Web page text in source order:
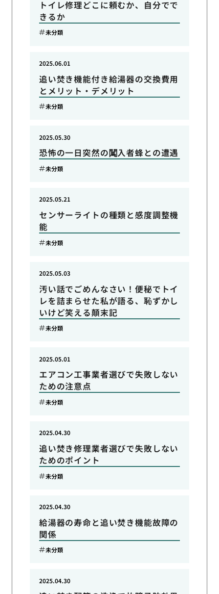
トイレ修理どこに頼むか、自分でで
きるか
未分類
追い焚き機能付き給湯器の交換費用
とメリット・デメリット
2025.06.01
未分類
恐怖の一日突然の闖入者蜂との遭遇
2025.05.30
未分類
センサーライトの種類と感度調整機
能
2025.05.21
未分類
汚い話でごめんなさい！便秘でトイ
レを詰まらせた私が語る、恥ずかし
いけど笑える顛末記
2025.05.03
未分類
エアコン工事業者選びで失敗しない
ための注意点
2025.05.01
未分類
追い焚き修理業者選びで失敗しない
ためのポイント
2025.04.30
未分類
給湯器の寿命と追い焚き機能故障の
関係
2025.04.30
未分類
2025.04.30